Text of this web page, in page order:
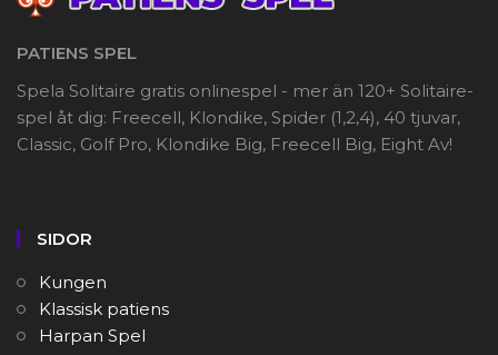
PATIENS SPEL
Spela Solitaire gratis onlinespel - mer än 120+ Solitaire-
spel åt dig: Freecell, Klondike, Spider (1,2,4), 40 tjuvar,
Classic, Golf Pro, Klondike Big, Freecell Big, Eight Av!
SIDOR
Kungen
Klassisk patiens
Harpan Spel